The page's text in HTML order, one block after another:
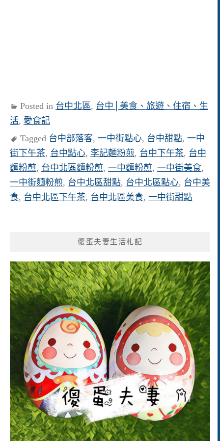
Posted in 台中北區, 台中│美食、旅遊、住宿、生
活, 愛食記
Tagged 台中部落客, 一中街點心, 台中甜點, 一中
街下午茶, 台中點心, 李記麵粉煎, 台中下午茶, 台中
麵粉煎, 台中北區麵粉煎, 一中麵粉煎, 一中街美食,
一中街麵粉煎, 台中北區甜點, 台中北區點心, 台中美
食, 台中北區下午茶, 台中北區美食, 一中街甜點
傻蛋夫妻生活札記